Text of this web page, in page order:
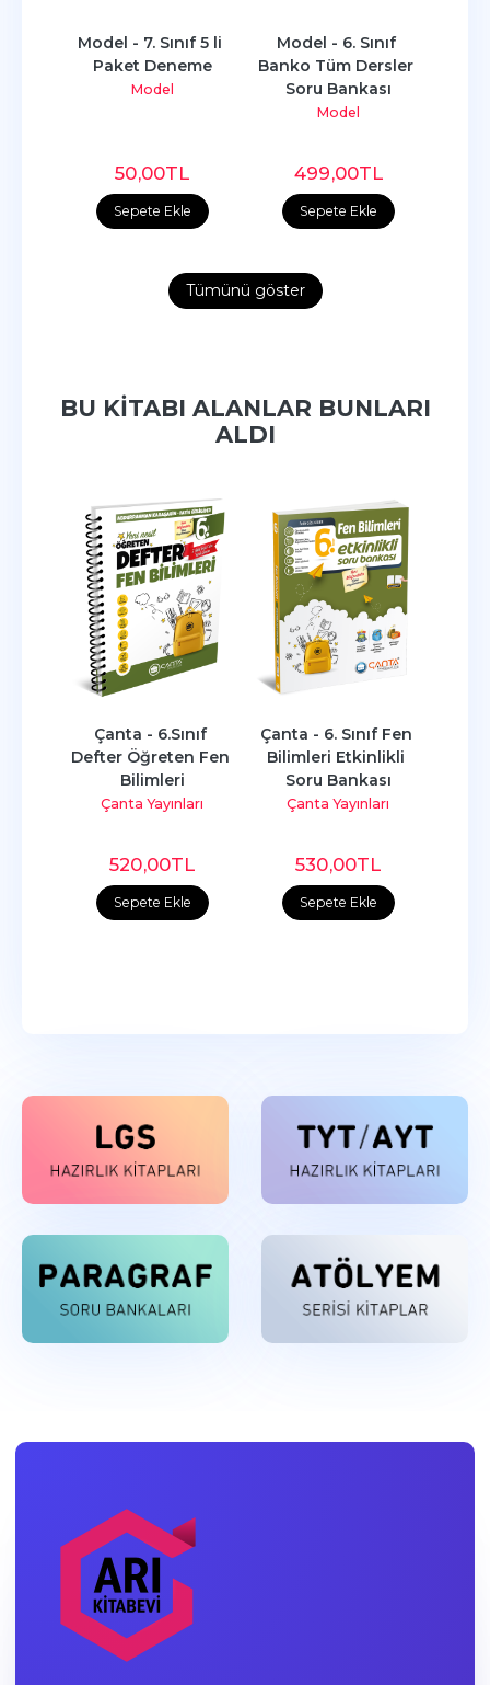
Sepete Ekle
Model - 7. Sınıf 5 li
Paket Deneme
Model
50,00TL
Sepete Ekle
Model - 6. Sınıf
Banko Tüm Dersler
Soru Bankası
Model
499,00TL
Tümünü göster
BU KITABI ALANLAR BUNLARI
ALDI
Sepete Ekle
Çanta - 6.Sınıf
Defter Öğreten Fen
Bilimleri
Çanta Yayınları
520,00TL
Sepete Ekle
Çanta - 6. Sınıf Fen
Bilimleri Etkinlikli
Soru Bankası
Çanta Yayınları
530,00TL